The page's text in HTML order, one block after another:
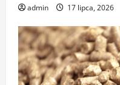
admin 17 lipca, 2026